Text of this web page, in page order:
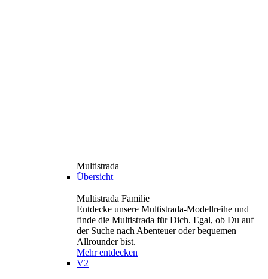
Multistrada
Übersicht
Multistrada Familie
Entdecke unsere Multistrada-Modellreihe und
finde die Multistrada für Dich. Egal, ob Du auf
der Suche nach Abenteuer oder bequemen
Allrounder bist.
Mehr entdecken
V2